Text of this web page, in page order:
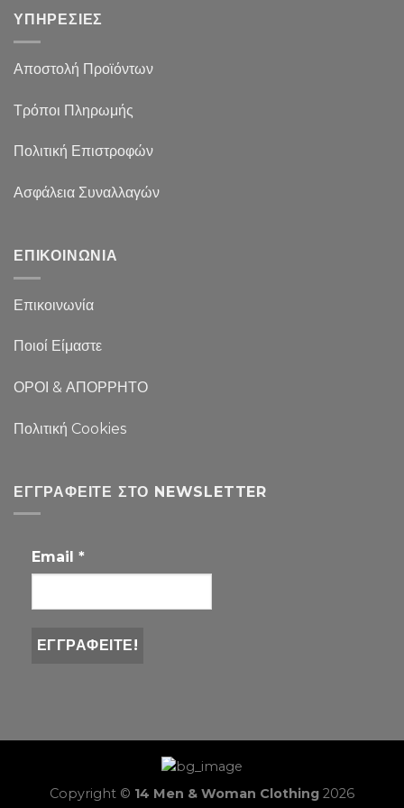
ΥΠΗΡΕΣΙΕΣ
Αποστολή Προϊόντων
Τρόποι Πληρωμής
Πολιτική Επιστροφών
Ασφάλεια Συναλλαγών
ΕΠΙΚΟΙΝΩΝΙΑ
Επικοινωνία
Ποιοί Είμαστε
ΟΡΟΙ & ΑΠΟΡΡΗΤΟ
Πολιτική Cookies
ΕΓΓΡΑΦΕΊΤΕ ΣΤΟ NEWSLETTER
Email *
Copyright © 14 Men & Woman Clothing 2026